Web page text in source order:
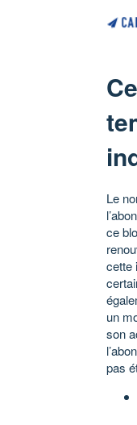
Le
ce
cette
un
son
pas